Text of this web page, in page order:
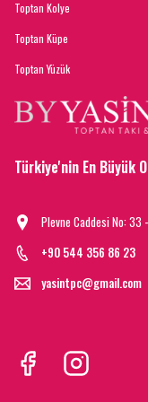
Toptan Kolye
Toptan Küpe
Toptan Yüzük
Türkiye'nin En Büyük
Plevne Caddesi No: 33
+90 544 356 86 23
yasintpc@gmail.com